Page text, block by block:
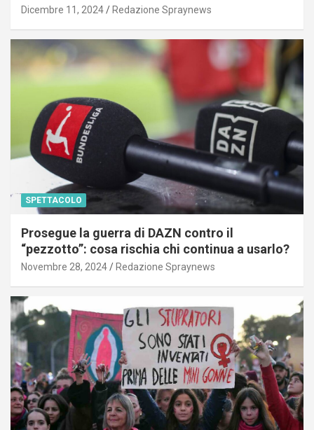
Dicembre 11, 2024 Redazione Spraynews
SPETTACOLO
Prosegue la guerra di DAZN contro il
“pezzotto”: cosa rischia chi continua a usarlo?
Novembre 28, 2024 Redazione Spraynews